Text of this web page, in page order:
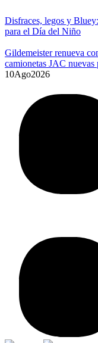
Disfraces, legos y
para el Día del Niño
Gildemeister renueva
camionetas JAC nuevas
10Ago2026